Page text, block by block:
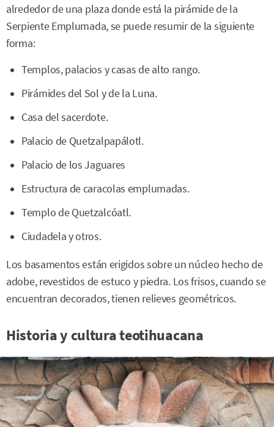
alrededor de una plaza donde está la pirámide de la
Serpiente Emplumada, se puede resumir de la siguiente
forma:
Templos, palacios y casas de alto rango.
Pirámides del Sol y de la Luna.
Casa del sacerdote.
Palacio de Quetzalpapálotl.
Palacio de los Jaguares
Estructura de caracolas emplumadas.
Templo de Quetzalcóatl.
Ciudadela y otros.
Los basamentos están erigidos sobre un núcleo hecho de
adobe, revestidos de estuco y piedra. Los frisos, cuando se
encuentran decorados, tienen relieves geométricos.
Historia y cultura teotihuacana